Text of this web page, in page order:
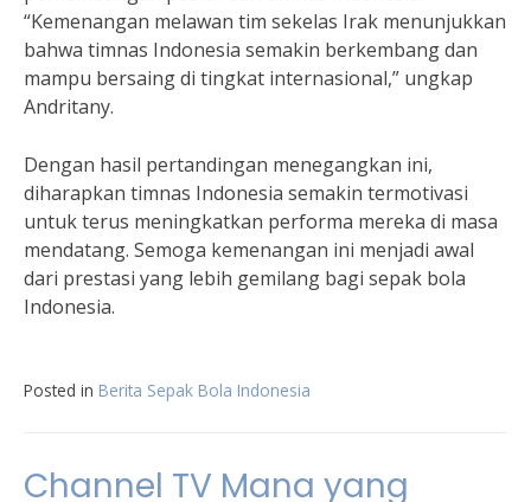
“Kemenangan melawan tim sekelas Irak menunjukkan
bahwa timnas Indonesia semakin berkembang dan
mampu bersaing di tingkat internasional,” ungkap
Andritany.
Dengan hasil pertandingan menegangkan ini,
diharapkan timnas Indonesia semakin termotivasi
untuk terus meningkatkan performa mereka di masa
mendatang. Semoga kemenangan ini menjadi awal
dari prestasi yang lebih gemilang bagi sepak bola
Indonesia.
Posted in Berita Sepak Bola Indonesia
Channel TV Mana yang